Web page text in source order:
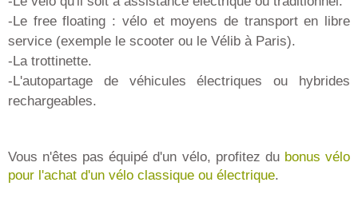
-Le free floating : vélo et moyens de transport en libre
service (exemple le scooter ou le Vélib à Paris).
-La trottinette.
-L'autopartage de véhicules électriques ou hybrides
rechargeables.
Vous n'êtes pas équipé d'un vélo, profitez du bonus vélo
pour l'achat d'un vélo classique ou électrique.